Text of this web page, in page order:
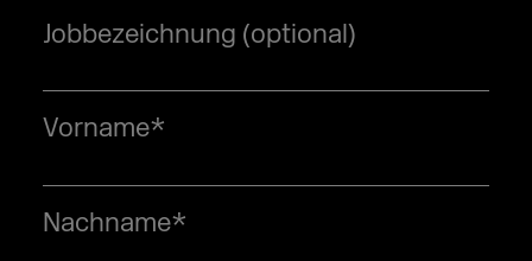
Jobbezeichnung (optional)
Vorname*
Nachname*